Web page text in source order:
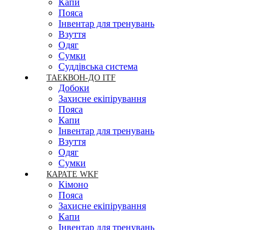
Пояса
Інвентар для тренувань
Взуття
Одяг
Сумки
Суддівська система
ТАЕКВОН-ДО ITF
Добоки
Захисне екіпірування
Пояса
Капи
Інвентар для тренувань
Взуття
Одяг
Сумки
КАРАТЕ WKF
Кімоно
Пояса
Захисне екіпірування
Капи
Інвентар для тренувань